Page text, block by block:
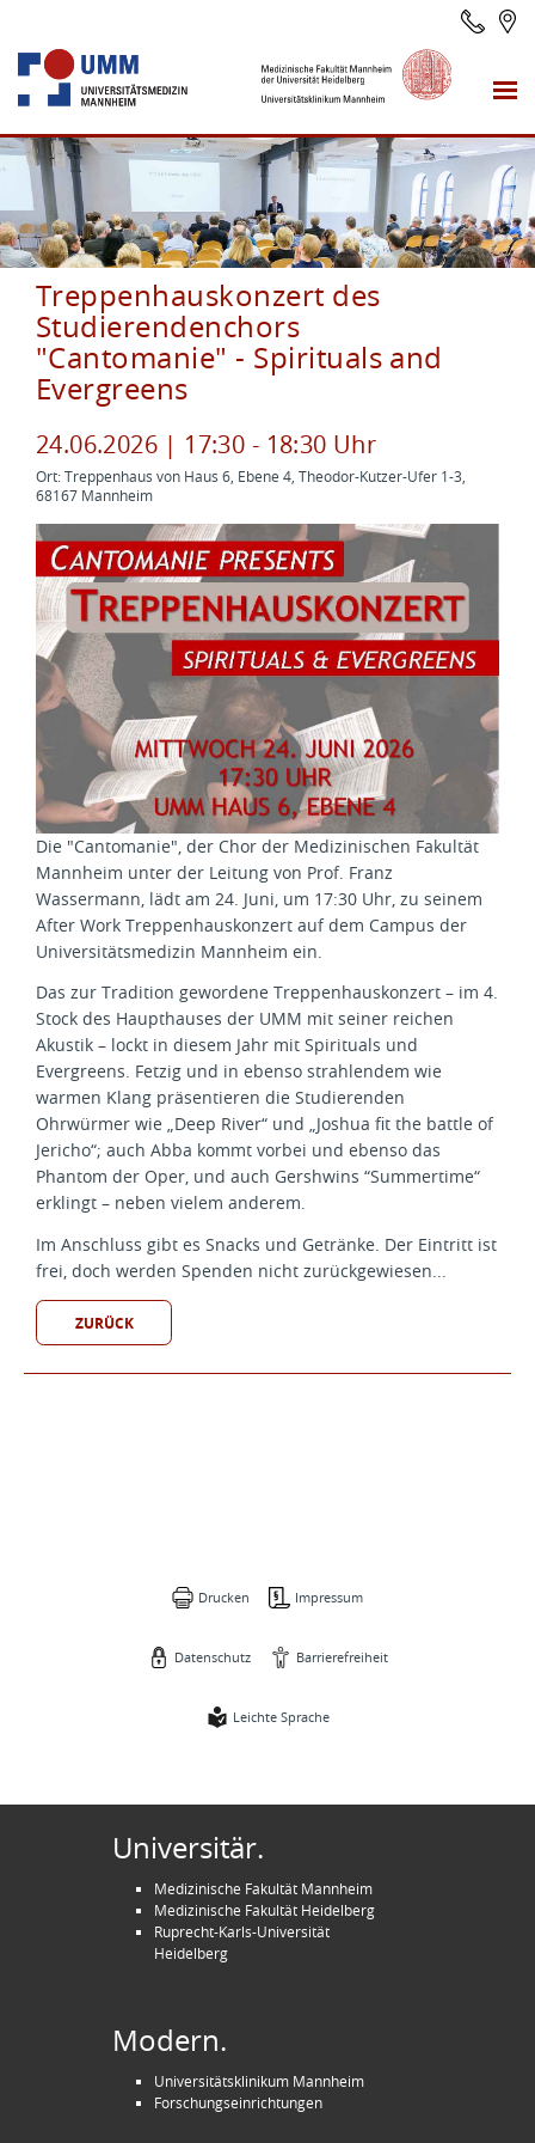
Treppenhauskonzert des
Studierendenchors
"Cantomanie" - Spirituals and
Evergreens
24.06.2026 | 17:30 - 18:30 Uhr
Ort: Treppenhaus von Haus 6, Ebene 4, Theodor-Kutzer-Ufer 1-3,
68167 Mannheim
Die "Cantomanie", der Chor der Medizinischen Fakultät
Mannheim unter der Leitung von Prof. Franz
Wassermann, lädt am 24. Juni, um 17:30 Uhr, zu seinem
After Work Treppenhauskonzert auf dem Campus der
Universitätsmedizin Mannheim ein.
Das zur Tradition gewordene Treppenhauskonzert – im 4.
Stock des Haupthauses der UMM mit seiner reichen
Akustik ­­­­– lockt in diesem Jahr mit Spirituals und
Evergreens. Fetzig und in ebenso strahlendem wie
warmen Klang präsentieren die Studierenden
Ohrwürmer wie „Deep River“ und „Joshua fit the battle of
Jericho“; auch Abba kommt vorbei und ebenso das
Phantom der Oper, und auch Gershwins “Summertime“
erklingt – neben vielem anderem.
Im Anschluss gibt es Snacks und Getränke. Der Eintritt ist
frei, doch werden Spenden nicht zurückgewiesen...
ZURÜCK
Drucken Impressum
Datenschutz Barrierefreiheit
Leichte Sprache
Universitär.
Medizinische Fakultät Mannheim
Medizinische Fakultät Heidelberg
Ruprecht-Karls-Universität
Heidelberg
Modern.
Universitätsklinikum Mannheim
Forschungseinrichtungen